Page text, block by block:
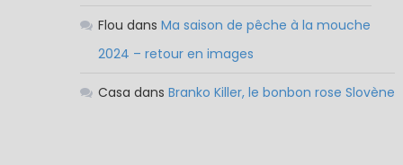
Flou dans Ma saison de pêche à la mouche
2024 – retour en images
Casa dans Branko Killer, le bonbon rose Slovène